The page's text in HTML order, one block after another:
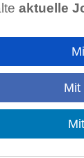
in
Ihr Portfolio
anzeigen
Pressegger See
für das Thema
aktuelle
Mit